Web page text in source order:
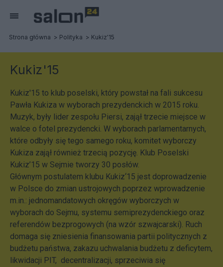
Strona główna Polityka Kukiz'15
Kukiz'15
Kukiz'15 to klub poselski, który powstał na fali sukcesu
Pawła Kukiza w wyborach prezydenckich w 2015 roku.
Muzyk, były lider zespołu Piersi, zajął trzecie miejsce w
walce o fotel prezydencki. W wyborach parlamentarnych,
które odbyły się tego samego roku, komitet wyborczy
Kukiza zajął również trzecią pozycję. Klub Poselski
Kukiz’15 w Sejmie tworzy 30 posłów.
Głównym postulatem klubu Kukiz‘15 jest doprowadzenie
w Polsce do zmian ustrojowych poprzez wprowadzenie
m.in.: jednomandatowych okręgów wyborczych w
wyborach do Sejmu, systemu semiprezydenckiego oraz
referendów bezprogowych (na wzór szwajcarski). Ruch
domaga się zniesienia finansowania partii politycznych z
budżetu państwa, zakazu uchwalania budżetu z deficytem,
likwidacji PIT, decentralizacji, sprzeciwia się